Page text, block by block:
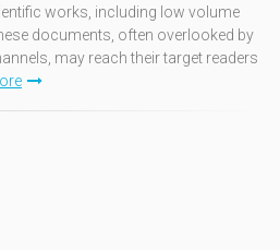
works, including low volume
documents, often overlooked by
may reach their target readers